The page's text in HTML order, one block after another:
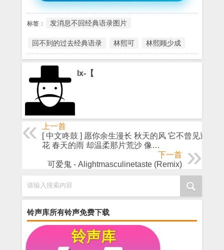
标签： 发消息不回经典语录图片
回不到的过去经典语录 林熙可 林熙顾少成
lx-【
上一首
[ 中文咚鼓 ] 愿你余生漫长 秋天的风 它不曾见过桃
花 春天的雨 却温柔那片荒沙 像…
下一首
可爱鬼 - Alightmasculinetaste (Remix)
请输入搜索内容
铃声库所有铃声免费下载